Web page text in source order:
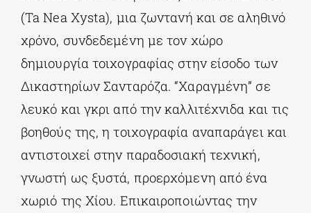
(Ta Nea Xysta), μια ζωντανή και σε αληθινό
χρόνο, συνδεδεμένη με τον χώρο
δημιουργία τοιχογραφίας στην είσοδο των
Δικαστηρίων Σανταρόζα. “Χαραγμένη” σε
λευκό και γκρι από την καλλιτέχνιδα και τις
βοηθούς της, η τοιχογραφία αναπαράγει και
αντιστοιχεί στην παραδοσιακή τεχνική,
γνωστή ως ξυστά, προερχόμενη από ένα
χωριό της Χίου. Επικαιροποιώντας την